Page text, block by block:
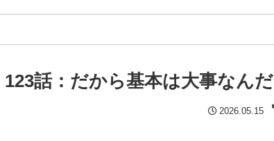
123話：だから基本は大事なんだ
2026.05.15